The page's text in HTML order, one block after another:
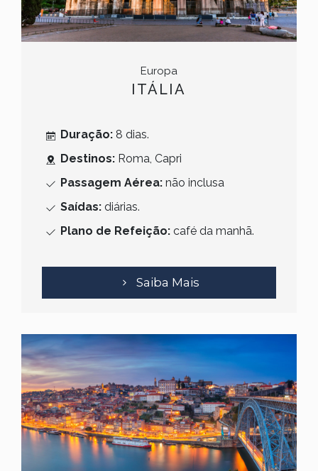
Europa
ITÁLIA
Duração:8 dias.
Destinos: Roma, Capri
Passagem Aérea:não inclusa
Saídas:diárias.
Plano de Refeição:café da manhã.
Saiba Mais